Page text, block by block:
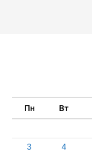
Пн Вт
3
4